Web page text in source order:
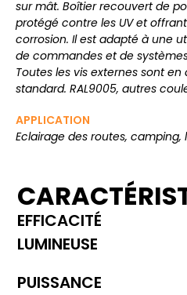
sur mât. Boîtier recouvert de
protégé contre les UV et
corrosion. Il est adapté à une
de commandes et de
Toutes les vis externes sont
standard. RAL9005, autres
APPLICATION
Eclairage des routes, camping,
EFFICACITÉ
LUMINEUSE
PUISSANCE